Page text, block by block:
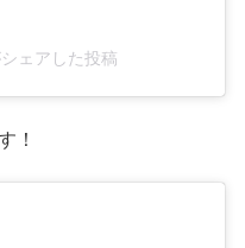
ェアした投稿
！